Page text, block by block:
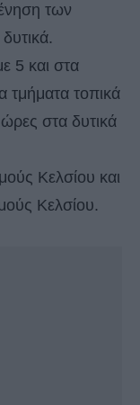
των
5 και στα
τμήματα τοπικά
στα δυτικά
Κελσίου και
Κελσίου.